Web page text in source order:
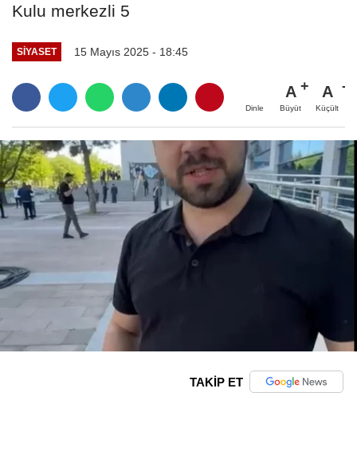
Kulu merkezli 5
SIYASET 15 Mayıs 2025 - 18:45
Dinle
A
Büyüt
A
Küçült
TAKİP ET